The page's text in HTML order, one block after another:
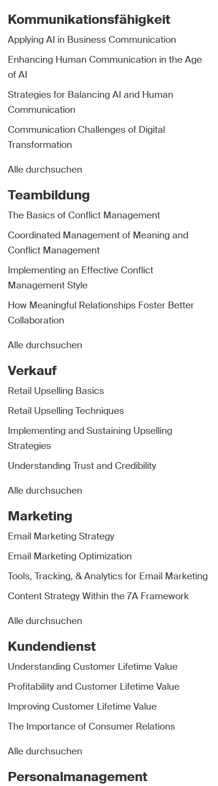
Kommunikationsfähigkeit
Applying AI in Business Communication
Enhancing Human Communication in the Age
of AI
Strategies for Balancing AI and Human
Communication
Communication Challenges of Digital
Transformation
Alle durchsuchen
Teambildung
The Basics of Conflict Management
Coordinated Management of Meaning and
Conflict Management
Implementing an Effective Conflict
Management Style
How Meaningful Relationships Foster Better
Collaboration
Alle durchsuchen
Verkauf
Retail Upselling Basics
Retail Upselling Techniques
Implementing and Sustaining Upselling
Strategies
Understanding Trust and Credibility
Alle durchsuchen
Marketing
Email Marketing Strategy
Email Marketing Optimization
Tools, Tracking, & Analytics for Email Marketing
Content Strategy Within the 7A Framework
Alle durchsuchen
Kundendienst
Understanding Customer Lifetime Value
Profitability and Customer Lifetime Value
Improving Customer Lifetime Value
The Importance of Consumer Relations
Alle durchsuchen
Personalmanagement